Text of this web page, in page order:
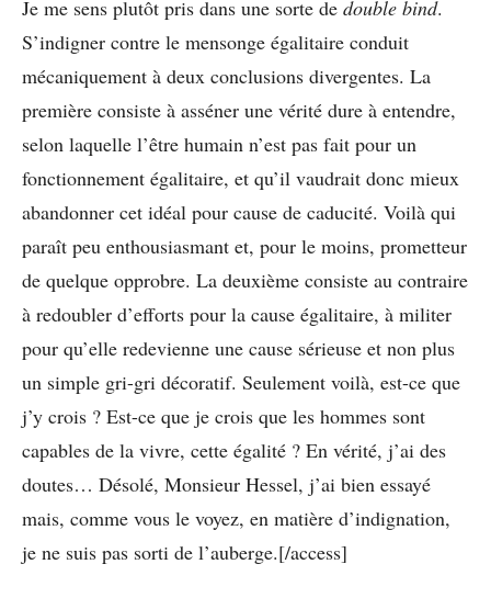
Je me sens plutôt pris dans une sorte de double bind.
S’indigner contre le mensonge égalitaire conduit
mécaniquement à deux conclusions divergentes. La
première consiste à asséner une vérité dure à entendre,
selon laquelle l’être humain n’est pas fait pour un
fonctionnement égalitaire, et qu’il vaudrait donc mieux
abandonner cet idéal pour cause de caducité. Voilà qui
paraît peu enthousiasmant et, pour le moins, prometteur
de quelque opprobre. La deuxième consiste au contraire
à redoubler d’efforts pour la cause égalitaire, à militer
pour qu’elle redevienne une cause sérieuse et non plus
un simple gri-gri décoratif. Seulement voilà, est-ce que
j’y crois ? Est-ce que je crois que les hommes sont
capables de la vivre, cette égalité ? En vérité, j’ai des
doutes… Désolé, Monsieur Hessel, j’ai bien essayé
mais, comme vous le voyez, en matière d’indignation,
je ne suis pas sorti de l’auberge.[/access]